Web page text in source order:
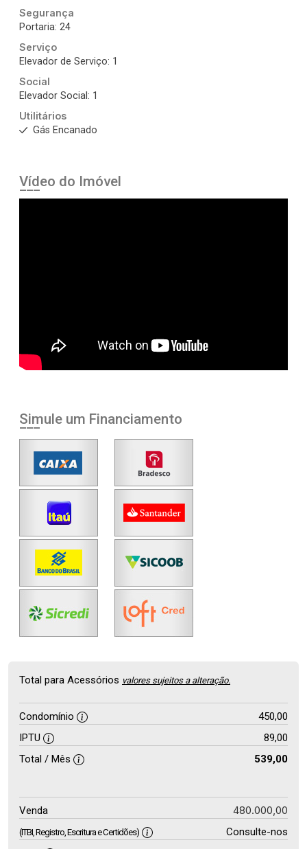
Segurança
Portaria: 24
Serviço
Elevador de Serviço: 1
Social
Elevador Social: 1
Utilitários
Gás Encanado
Vídeo do Imóvel
Simule um Financiamento
Total para Acessórios valores sujeitos a alteração.
Condomínio
450,00
IPTU
89,00
Total / Mês
539,00
Venda 480.000,00
(ITBI, Registro, Escritura e Certidões)
Consulte-nos